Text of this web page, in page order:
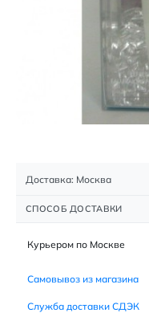
Доставка: Москва
СПОСОБ ДОСТАВКИ
Курьером по Москве
Самовывоз из магазина
Служба доставки СДЭК